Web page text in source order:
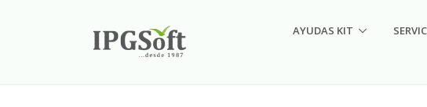
AYUDAS KIT